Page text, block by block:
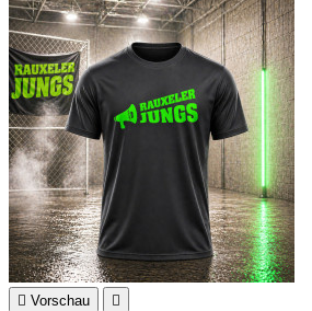
 Vorschau 